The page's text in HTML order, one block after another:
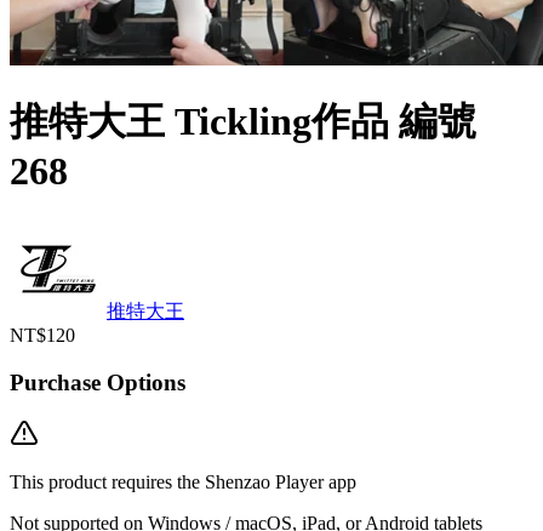
推特大王 Tickling作品 編號
268
推特大王
NT$120
Purchase Options
This product requires the Shenzao Player app
Not supported on Windows / macOS, iPad, or Android tablets